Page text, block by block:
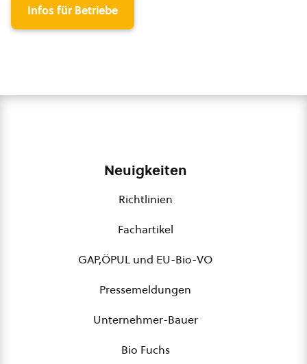
Infos für Betriebe
Neuigkeiten
Richtlinien
Fachartikel
GAP,ÖPUL und EU-Bio-VO
Pressemeldungen
Unternehmer-Bauer
Bio Fuchs